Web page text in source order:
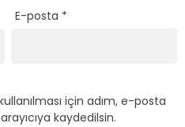
E-posta *
için adım, e-posta
kaydedilsin.